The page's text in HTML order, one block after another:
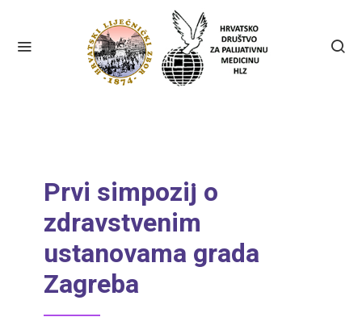
Prvi simpozij o
zdravstvenim
ustanovama grada
Zagreba